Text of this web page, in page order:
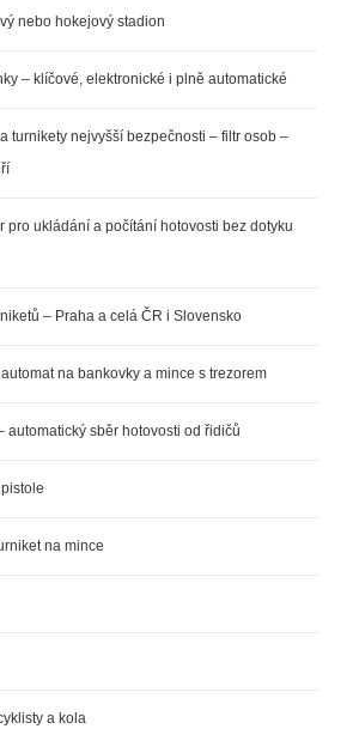
nebo hokejový stadion
– klíčové, elektronické i plně automatické
turnikety nejvyšší bezpečnosti – filtr osob –
pro ukládání a počítání hotovosti bez dotyku
– Praha a celá ČR i Slovensko
na bankovky a mince s trezorem
automatický sběr hotovosti od řidičů
na mince
a kola